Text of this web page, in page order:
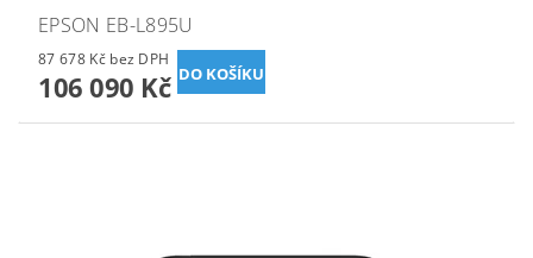
EPSON EB-L895U
87 678 Kč bez DPH
106 090 Kč